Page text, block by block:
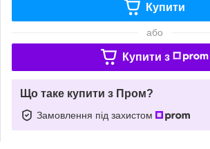
Купити
або
Купити з
Що таке купити з Пром?
Замовлення під захистом